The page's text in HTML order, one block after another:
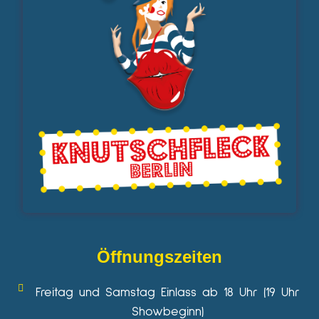
Öffnungszeiten
Freitag und Samstag Einlass ab 18 Uhr (19 Uhr
Showbeginn)